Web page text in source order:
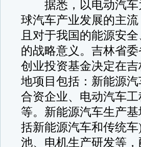
据悉，以电动汽车
球汽车产业发展的主
且对于我国的能源安
的战略意义。吉林省
创业投资基金决定在
地项目包括：新能源
合资企业、电动汽车
等。新能源汽车生产
括新能源汽车和传统
池、电机生产研发等